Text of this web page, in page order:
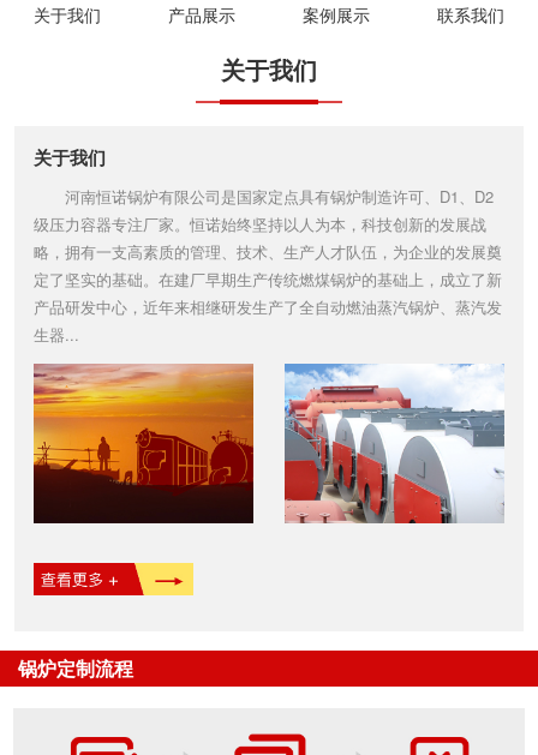
关于我们 产品展示 案例展示 联系我们
关于我们
关于我们
河南恒诺锅炉有限公司是国家定点具有锅炉制造许可、D1、D2
级压力容器专注厂家。恒诺始终坚持以人为本，科技创新的发展战
略，拥有一支高素质的管理、技术、生产人才队伍，为企业的发展奠
定了坚实的基础。在建厂早期生产传统燃煤锅炉的基础上，成立了新
产品研发中心，近年来相继研发生产了全自动燃油蒸汽锅炉、蒸汽发
生器...
锅炉定制流程